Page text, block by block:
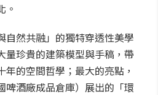
。
自然共融」的獨特穿透性美學
量珍貴的建築模型與手稿，帶
的空間哲學；最大的亮點，
啤酒廠成品倉庫）展出的「環